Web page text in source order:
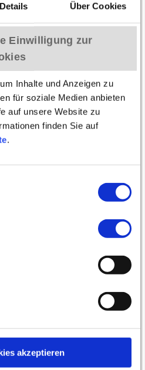
Details Über Cookies
Einwilligung zur
Inhalte und Anzeigen zu
für soziale Medien anbieten
auf unsere Website zu
finden Sie auf
.
akzeptieren
ob du einen herzlichen
übernimmst,
bearbeitest oder mit
hilfst du unseren
Aufenthaltes den Alltag
sich rundum wohl zu
Freundlichkeit und gute
und ein Gefühl für
Können mit ein sondern
Schulnoten oder
der richtigen Einstellung
kostenfreie Unterkunft